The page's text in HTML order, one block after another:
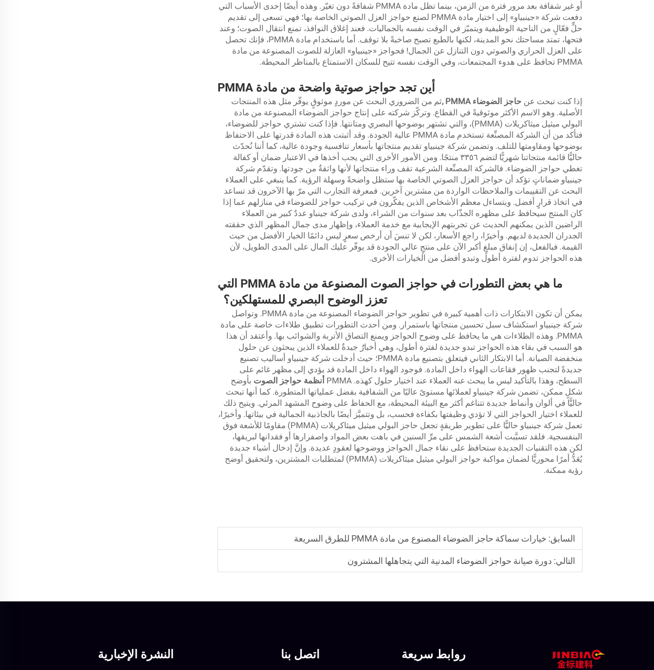
أو غير شفافة بعد مرور فترة من الزمن، بينما تظل مادة PMMA شفافةً دون تغيّر. وهذه أيضًا إحدى الأسباب التي
دفعت شركة «جينبياو» إلى اختيار مادة PMMA لصنع حواجز العزل الصوتي الخاصة بها؛ فهي تسعى إلى تقديم
حلٍّ فعّالٍ من الناحية الوظيفية ويتميّز في الوقت نفسه بالجماليات. فعند إغلاق النوافذ، تمنع انتقال الصوت؛ وعند
فتحها، تمتد مساحتك نحو المدينة، لكنها بالطبع تصبح صاخبةً بلا توقف. أما باستخدام مادة PMMA، فإنك تحصل
على العزل الحراري والصوتي دون التنازل عن الجمال! فحواجز «جينبياو» العازلة للصوت المصنوعة من مادة
PMMA تحافظ على هدوء المجتمعات، وفي الوقت نفسه تتيح للسكان الاستمتاع بالمناظر المحيطة.
أين تجد حواجز صوتية واضحة من مادة PMMA
إذا كنت تبحث عن حاجز الضوضاء PMMA ,ثم من الضروري البحث عن موردٍ موثوقٍ يوفّر مثل هذه المنتجات
الأصلية. وهو الاسم الأكثر موثوقيةً في القطاع. وتركّز شركته على إنتاج حواجز الضوضاء المصنوعة من مادة
البولي ميثيل ميثاكريلات (PMMA)، والتي تشتهر بوضوحها البصري ومتانتها. فإذا كنت تشتري حواجز للضوضاء،
فتأكد من أن الشركة المصنِّعة تستخدم مادة PMMA عالية الجودة. وقد أثبتت هذه المادة قدرتها على الاحتفاظ
بوضوحها ومقاومتها للتلف. وتضمن شركة جينبياو تقديم منتجاتها بأسعار تنافسية وجودة عالية، كما أننا نُحدّث
حاليًّا قائمة منتجاتنا شهريًّا لتضم ٣٣٥٦ منتجًا. ومن الأمور الأخرى التي يجب أخذها في الاعتبار ضمان أو كفالة
تغطي حواجز الضوضاء. فالشركة المصنِّعة الشرعية تقف وراء منتجاتها لأنها واثقةٌ من جودتها. وتقدّم شركة
جينبياو ضماناتٍ تؤكد أن حواجز العزل الصوتي الخاصة بها ستظل واضحةً وسهلة الرؤية. كما ينبغي على العملاء
البحث عن التقييمات والملاحظات الواردة من مشترين آخرين. فمعرفة التجارب التي مرّ بها الآخرون قد تساعد
في اتخاذ قرارٍ أفضل. ويتساءل معظم الأشخاص الذين يفكّرون في تركيب حواجز للضوضاء في منازلهم عما إذا
كان المنتج سيحافظ على مظهره الجذّاب بعد سنوات من الشراء، ولدى شركة جينباو عددٌ كبير من العملاء
الراضين الذين يمكنهم الحديث عن تجربتهم الإيجابية مع خدمة العملاء، وإظهار مدى جمال المظهر الذي حققته
الجدران الجديدة لديهم. وأخيرًا، راجع الأسعار، لكن لا تنسَ أن أرخص سعرٍ ليس دائمًا الخيار الأفضل من حيث
القيمة. فبالفعل، إن إنفاق مبلغٍ أكبر الآن على منتجٍ عالي الجودة قد يوفّر عليك المال على المدى الطويل، لأن
هذه الحواجز تدوم لفترة أطول وتبدو أفضل من الخيارات الأخرى.
ما هي بعض التطورات في حواجز الصوت المصنوعة من مادة PMMA التي
تعزز الوضوح البصري للمستهلكين؟
يمكن أن تكون الابتكارات ذات أهمية كبيرة في تطوير حواجز الضوضاء المصنوعة من مادة PMMA. وتواصل
شركة جينبياو استكشاف سبل تحسين منتجاتها باستمرار. ومن أحدث التطورات تطبيق طلاءات خاصة على مادة
PMMA. وهذه الطلاءات هي ما يحافظ على وضوح الحواجز ويمنع التصاق الأتربة والشوائب بها. وأعتقد أن هذا
هو السبب في بقاء هذه الحواجز تبدو جديدة لفترة أطول، وهي أخبارٌ جيدةٌ للعملاء الذين يبحثون عن حلول
منخفضة الصيانة. أما الابتكار الثاني فيتعلق بتصنيع مادة PMMA؛ حيث أدخلت شركة جينبياو أساليب تصنيع
جديدةً لتجنب ظهور فقاعات الهواء داخل المادة. فوجود الهواء داخل المادة قد يؤدي إلى مظهر غائم على
السطح، وهذا بالتأكيد ليس ما يبحث عنه العملاء عند اختيار حلول كهذه. PMMA
أنظمة حواجز الصوت بأوضح
شكلٍ ممكن، تضمن شركة جينبياو لعملائها مستوىً عاليًا من الشفافية بفضل عملياتها المتطورة. كما أنها تبحث
حاليًّا في ألوان وأنماط جديدة تتناغم أكثر مع البيئة المحيطة، مع الحفاظ على وضوح المشهد المرئي. ويتيح ذلك
للعملاء اختيار الحواجز التي لا تؤدي وظيفتها بكفاءة فحسب، بل وتتميَّز أيضًا بالجاذبية الجمالية في بيئاتها. وأخيرًا،
تعمل شركة جينبياو حاليًّا على تطوير طريقةٍ تجعل حاجز البولي ميثيل ميثاكريلات (PMMA) مقاومًا للأشعة فوق
البنفسجية. فلقد تسبَّبت أشعة الشمس على مرِّ السنين في باهت بعض المواد واصفرارها أو فقدانها لبريقها،
لكن هذه التقنيات الجديدة ستحافظ على نقاء جمال الحواجز ووضوحها لعقودٍ عديدة. وإنَّ إدخال أشياء جديدة
يُعَدُّ أمرًا محوريًّا لضمان مواكبة حواجز البولي ميثيل ميثاكريلات (PMMA) لمتطلبات المشترين، ولتحقيق أوضح
رؤية ممكنة.
السابق: خيارات سماكة حاجز الضوضاء المصنوع من مادة PMMA للطرق السريعة
التالي: دورة صيانة حواجز الضوضاء المدنية التي يتجاهلها المشترون
روابط سريعة اتصل بنا النشرة الإخبارية